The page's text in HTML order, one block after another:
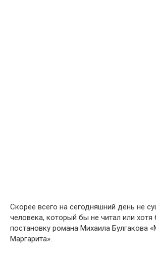
Скорее всего на сегодняшний день не
человека, который бы не читал или
постановку романа Михаила Булгакова
Маргарита».